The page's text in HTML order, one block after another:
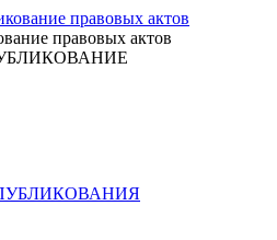
правовых актов